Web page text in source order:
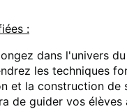
:
dans l'univers
les techniques
et la construction de
de guider vos